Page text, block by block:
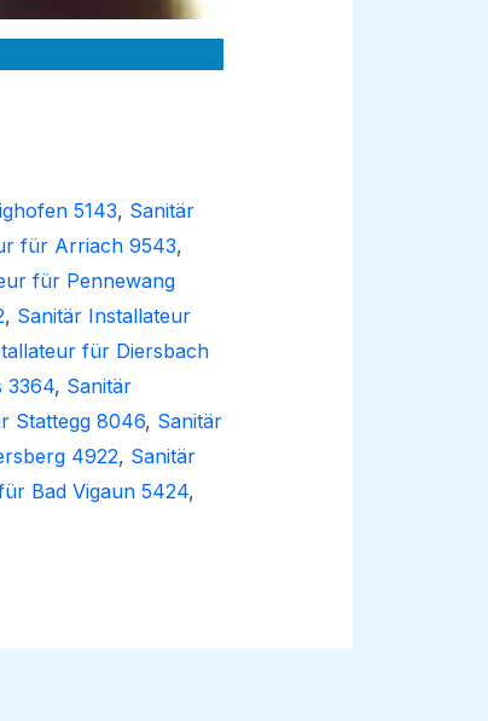
5143, Sanitär
für Arriach 9543,
für Pennewang
, Sanitär Installateur
für Diersbach
3364, Sanitär
Stattegg 8046, Sanitär
4922, Sanitär
Bad Vigaun 5424,